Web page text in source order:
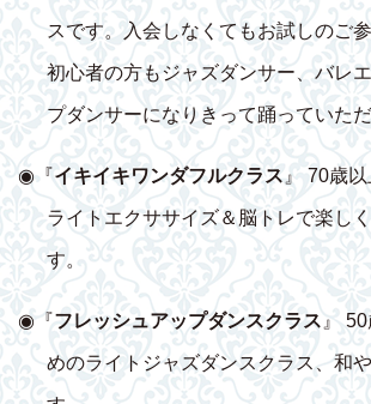
スです。入会しなくてもお試しのご
初心者の方もジャズダンサー、バレ
プダンサーになりきって踊っていた
◉『イキイキワンダフルクラス 』 70歳
ライトエクササイズ＆脳トレで楽し
す。
◉『フレッシュアップダンスクラス』
めのライトジャズダンスクラス、和